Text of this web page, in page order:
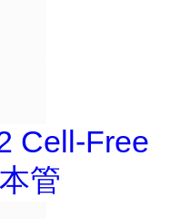
Cell-Free
管